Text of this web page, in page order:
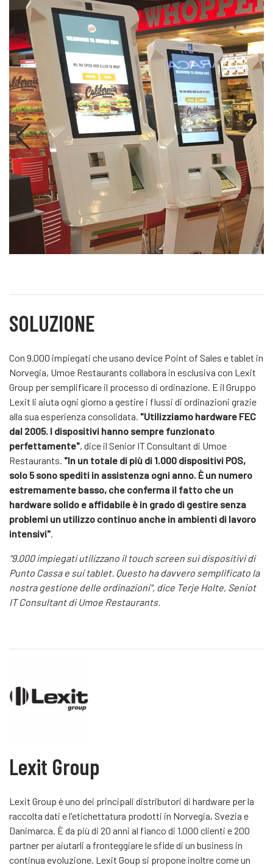
SOLUZIONE
Con 9.000 impiegati che usano device Point of Sales e tablet in
Norvegia, Umoe Restaurants collabora in esclusiva con Lexit
Group per semplificare il processo di ordinazione. E il Gruppo
Lexit li aiuta ogni giorno a gestire i flussi di ordinazioni grazie
alla sua esperienza consolidata. "Utilizziamo hardware FEC
dal 2005. I dispositivi hanno sempre funzionato
perfettamente", dice il Senior IT Consultant di Umoe
Restaurants. "In un totale di più di 1.000 dispositivi POS,
solo 5 sono spediti in assistenza ogni anno. È un numero
estremamente basso, che conferma il fatto che un
hardware solido e affidabile è in grado di gestire senza
problemi un utilizzo continuo anche in ambienti di lavoro
intensivi".
"9.000 impiegati utilizzano il touch screen sui dispositivi di
Punto Cassa e sui tablet. Questo ha davvero semplificato la
nostra gestione delle ordinazioni", dice Terje Holte, Seniot
IT Consultant di Umoe Restaurants.
Lexit Group
Lexit Group è uno dei principali distributori di hardware per la
raccolta dati e l'etichettatura prodotti in Norvegia, Svezia e
Danimarca. È da più di 20 anni al fianco di 1.000 clienti e 200
partner per aiutarli a fronteggiare le sfide di un business in
continua evoluzione. Lexit Goup si propone inoltre come un